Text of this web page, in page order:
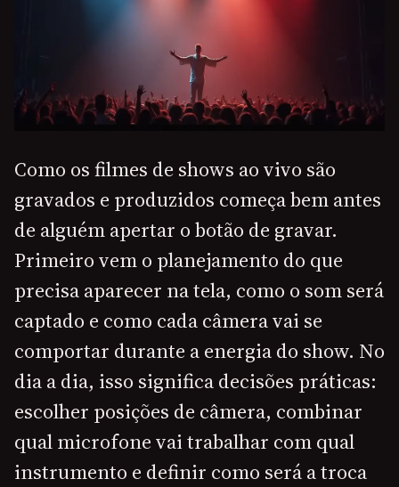
Como os filmes de shows ao vivo são
gravados e produzidos começa bem antes
de alguém apertar o botão de gravar.
Primeiro vem o planejamento do que
precisa aparecer na tela, como o som será
captado e como cada câmera vai se
comportar durante a energia do show. No
dia a dia, isso significa decisões práticas:
escolher posições de câmera, combinar
qual microfone vai trabalhar com qual
instrumento e definir como será a troca